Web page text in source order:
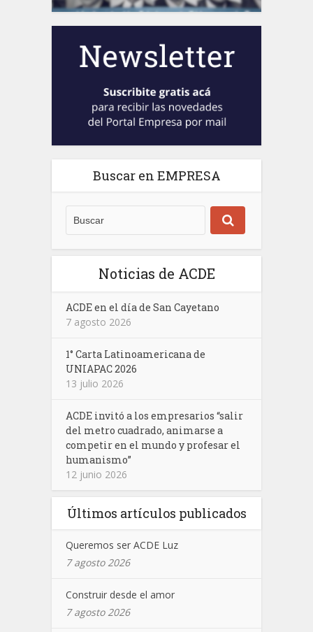
Buscar en EMPRESA
Noticias de ACDE
ACDE en el día de San Cayetano
7 agosto 2026
1° Carta Latinoamericana de
UNIAPAC 2026
13 julio 2026
ACDE invitó a los empresarios “salir
del metro cuadrado, animarse a
competir en el mundo y profesar el
humanismo”
12 junio 2026
Últimos artículos publicados
Queremos ser ACDE Luz
7 agosto 2026
Construir desde el amor
7 agosto 2026